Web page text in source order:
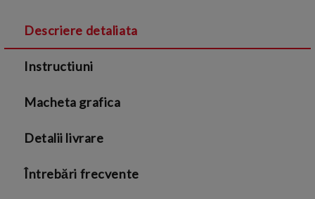
Politica de confidentialitate
Descriere detaliata
Instructiuni
Macheta grafica
Detalii livrare
Întrebări frecvente